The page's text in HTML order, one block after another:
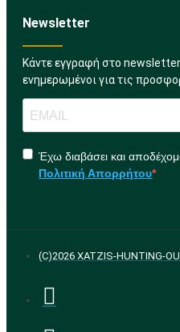
Newsletter
Κάντε εγγραφή στο newsletter
ενημερωμένοι για τις
Έχω διαβάσει και
Πολιτική Απορρήτου
(C)2026 XATZIS-HUNTING-